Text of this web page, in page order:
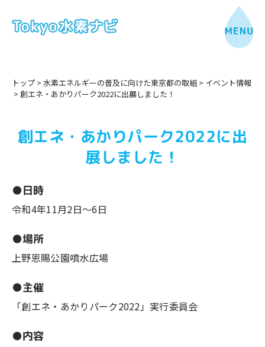
トップ > 水素エネルギーの普及に向けた東京都の取組 > イベント情報
> 創エネ・あかりパーク2022に出展しました！
創エネ・あかりパーク2022に出
展しました！
●日時
令和4年11月2日～6日
●場所
上野恩賜公園噴水広場
●主催
「創エネ・あかりパーク2022」実行委員会
●内容